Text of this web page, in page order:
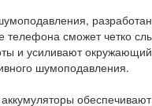
телефона сможет четко
и усиливают
шумоподавления.